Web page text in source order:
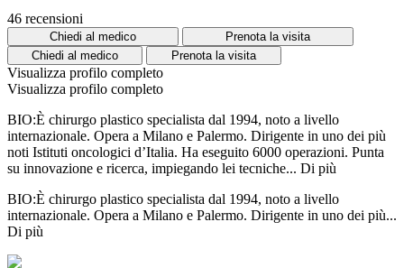
46 recensioni
Chiedi al medico
Prenota la visita
Chiedi al medico
Prenota la visita
Visualizza profilo completo
Visualizza profilo completo
BIO:È chirurgo plastico specialista dal 1994, noto a livello
internazionale. Opera a Milano e Palermo. Dirigente in uno dei più
noti Istituti oncologici d’Italia. Ha eseguito 6000 operazioni. Punta
su innovazione e ricerca, impiegando lei tecniche... Di più
BIO:È chirurgo plastico specialista dal 1994, noto a livello
internazionale. Opera a Milano e Palermo. Dirigente in uno dei più...
Di più